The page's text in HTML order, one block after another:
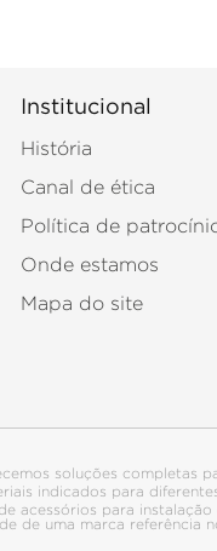
Institucional
História
Canal de ética
Política de
Onde estamos
Mapa do site
soluções completas
indicados para
de acessórios para
de uma marca referência